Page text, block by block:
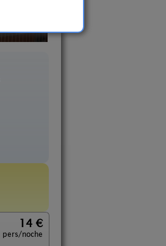
14 €
pers/noche